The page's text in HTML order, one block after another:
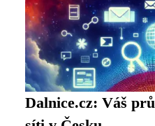
Dalnice.cz: Váš